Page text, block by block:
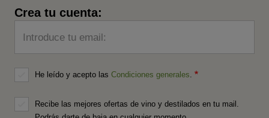
Crea tu cuenta:
Introduce tu email:
He leído y acepto las Condiciones generales
Recibe las mejores ofertas de vino y destilados en tu mail.